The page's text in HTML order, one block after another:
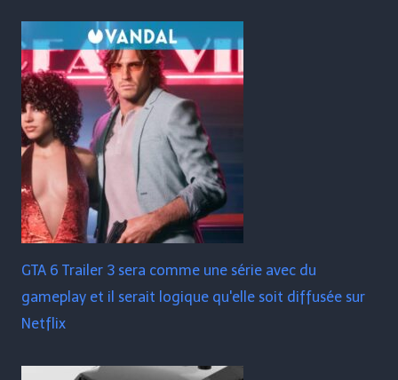
GTA 6 Trailer 3 sera comme une série avec du
gameplay et il serait logique qu'elle soit diffusée sur
Netflix